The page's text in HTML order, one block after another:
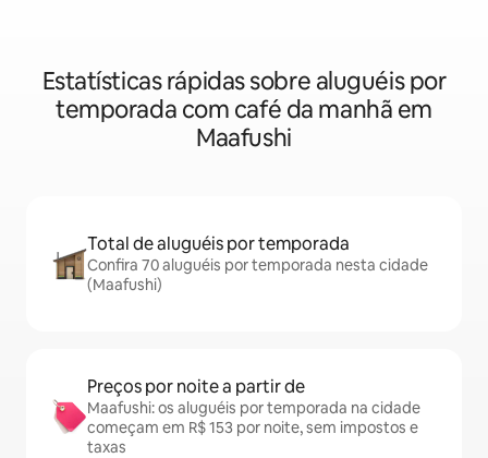
Estatísticas rápidas sobre aluguéis por
temporada com café da manhã em
Maafushi
Total de aluguéis por temporada
Confira 70 aluguéis por temporada nesta cidade
(Maafushi)
Preços por noite a partir de
Maafushi: os aluguéis por temporada na cidade
começam em R$ 153 por noite, sem impostos e
taxas